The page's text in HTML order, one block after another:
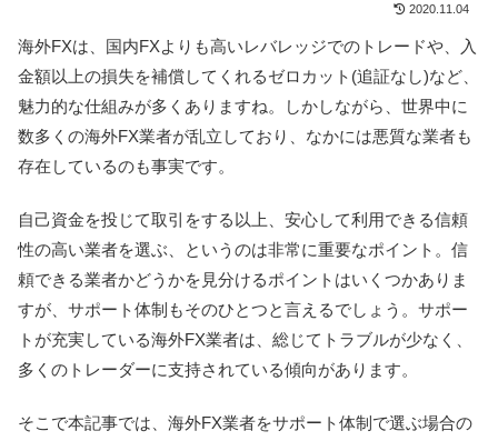
2020.11.04
海外FXは、国内FXよりも高いレバレッジでのトレードや、入
金額以上の損失を補償してくれるゼロカット(追証なし)など、
魅力的な仕組みが多くありますね。しかしながら、世界中に
数多くの海外FX業者が乱立しており、なかには悪質な業者も
存在しているのも事実です。
自己資金を投じて取引をする以上、安心して利用できる信頼
性の高い業者を選ぶ、というのは非常に重要なポイント。信
頼できる業者かどうかを見分けるポイントはいくつかありま
すが、サポート体制もそのひとつと言えるでしょう。サポー
トが充実している海外FX業者は、総じてトラブルが少なく、
多くのトレーダーに支持されている傾向があります。
そこで本記事では、海外FX業者をサポート体制で選ぶ場合の